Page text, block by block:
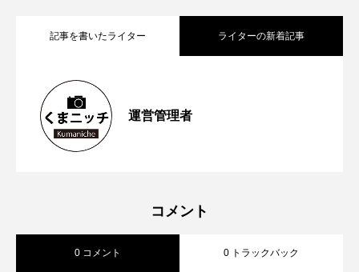
記事を書いたライター ライターの新着記事
運営管理者
2026.05.13
2023.06.26
プン前倒しへ 山都町の通潤橋が熊本県
対話式ＡＩ ＣｈａｔＧＰＴの実証実験
コメント
0 コメント 0 トラックバック